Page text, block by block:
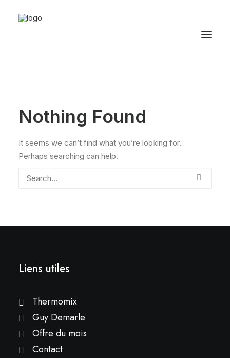
Nothing Found
It seems we can’t find what you’re looking for.
Perhaps searching can help.
Liens utiles
Thermomix
Guy Demarle
Offre du mois
Contact